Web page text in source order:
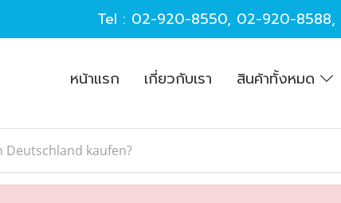
Tel : 02-920-8550, 02-920-8588,
หน้าแรก เกี่ยวกับเรา สินค้าทั้งหมด
Deutschland kaufen?